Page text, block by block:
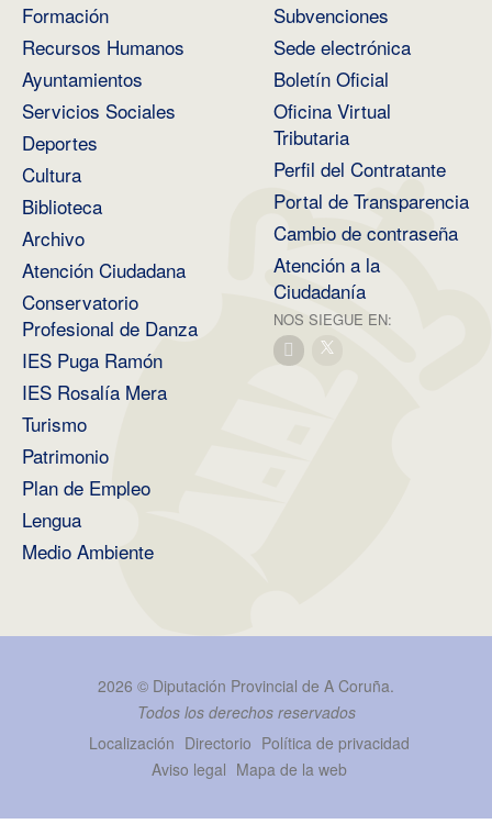
Formación
Recursos Humanos
Ayuntamientos
Servicios Sociales
Deportes
Cultura
Biblioteca
Archivo
Atención Ciudadana
Conservatorio
Profesional de Danza
IES Puga Ramón
IES Rosalía Mera
Turismo
Patrimonio
Plan de Empleo
Lengua
Medio Ambiente
Subvenciones
Sede electrónica
Boletín Oficial
Oficina Virtual
Tributaria
Perfil del Contratante
Portal de Transparencia
Cambio de contraseña
Atención a la
Ciudadanía
NOS SIEGUE EN:
2026 © Diputación Provincial de A Coruña.
Todos los derechos reservados
Localización Directorio Política de privacidad
Aviso legal Mapa de la web